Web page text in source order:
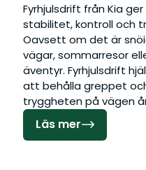
Fyrhjulsdrift från Kia
stabilitet, kontroll och
Oavsett om det är
vägar, sommarresor
äventyr. Fyrhjulsdrift
att behålla greppet
tryggheten på vägen
Läs mer